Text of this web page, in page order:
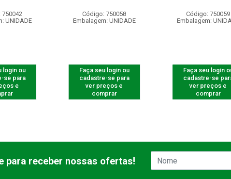
UNIDADE
login ou
se para
e
Código: 750058
Embalagem: UNIDADE
Faça seu login ou
cadastre-se para
ver preços e
comprar
Código: 750059
Embalagem:
Faça seu login
cadastre-se
ver preços e
comprar
para receber nossas ofertas!